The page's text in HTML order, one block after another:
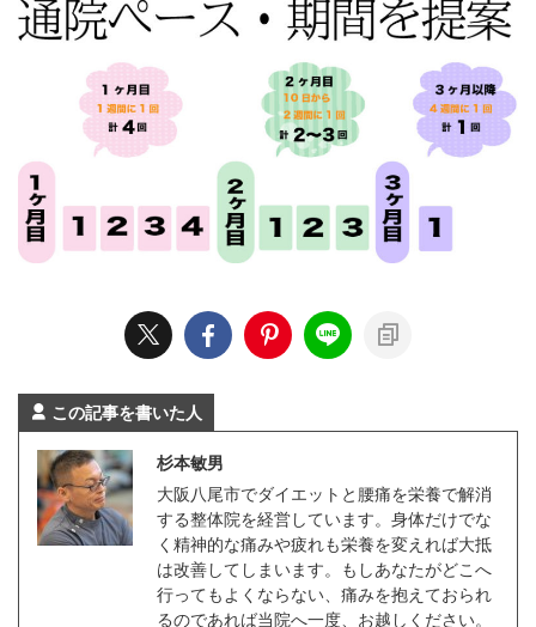
この記事を書いた人
杉本敏男
大阪八尾市でダイエットと腰痛を栄養で解消
する整体院を経営しています。身体だけでな
く精神的な痛みや疲れも栄養を変えれば大抵
は改善してしまいます。もしあなたがどこへ
行ってもよくならない、痛みを抱えておられ
るのであれば当院へ一度、お越しください。